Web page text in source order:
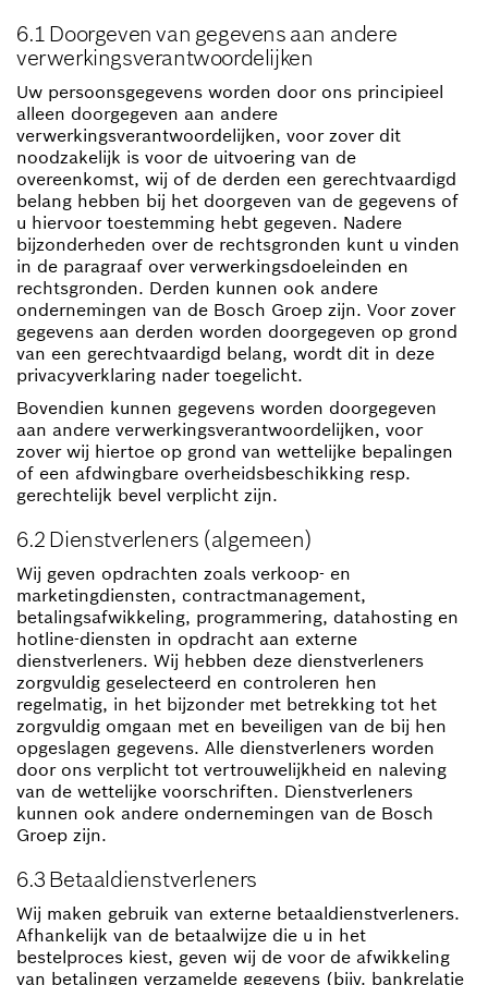
6.1 Doorgeven van gegevens aan andere
verwerkingsverantwoordelijken
Uw persoonsgegevens worden door ons principieel
alleen doorgegeven aan andere
verwerkingsverantwoordelijken, voor zover dit
noodzakelijk is voor de uitvoering van de
overeenkomst, wij of de derden een gerechtvaardigd
belang hebben bij het doorgeven van de gegevens of
u hiervoor toestemming hebt gegeven. Nadere
bijzonderheden over de rechtsgronden kunt u vinden
in de paragraaf over verwerkingsdoeleinden en
rechtsgronden. Derden kunnen ook andere
ondernemingen van de Bosch Groep zijn. Voor zover
gegevens aan derden worden doorgegeven op grond
van een gerechtvaardigd belang, wordt dit in deze
privacyverklaring nader toegelicht.
Bovendien kunnen gegevens worden doorgegeven
aan andere verwerkingsverantwoordelijken, voor
zover wij hiertoe op grond van wettelijke bepalingen
of een afdwingbare overheidsbeschikking resp.
gerechtelijk bevel verplicht zijn.
6.2 Dienstverleners (algemeen)
Wij geven opdrachten zoals verkoop- en
marketingdiensten, contractmanagement,
betalingsafwikkeling, programmering, datahosting en
hotline-diensten in opdracht aan externe
dienstverleners. Wij hebben deze dienstverleners
zorgvuldig geselecteerd en controleren hen
regelmatig, in het bijzonder met betrekking tot het
zorgvuldig omgaan met en beveiligen van de bij hen
opgeslagen gegevens. Alle dienstverleners worden
door ons verplicht tot vertrouwelijkheid en naleving
van de wettelijke voorschriften. Dienstverleners
kunnen ook andere ondernemingen van de Bosch
Groep zijn.
6.3 Betaaldienstverleners
Wij maken gebruik van externe betaaldienstverleners.
Afhankelijk van de betaalwijze die u in het
bestelproces kiest, geven wij de voor de afwikkeling
van betalingen verzamelde gegevens (bijv. bankrelatie